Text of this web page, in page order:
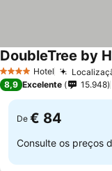
4 EstrelasHotel
DoubleTree by
8,9 Excelente 15.948
De € 84
Consulte os preços